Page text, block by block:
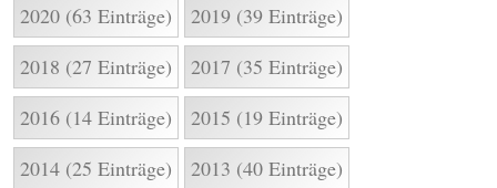
2020 (63 Einträge)
2019 (39 Einträge)
2018 (27 Einträge)
2017 (35 Einträge)
2016 (14 Einträge)
2015 (19 Einträge)
2014 (25 Einträge)
2013 (40 Einträge)